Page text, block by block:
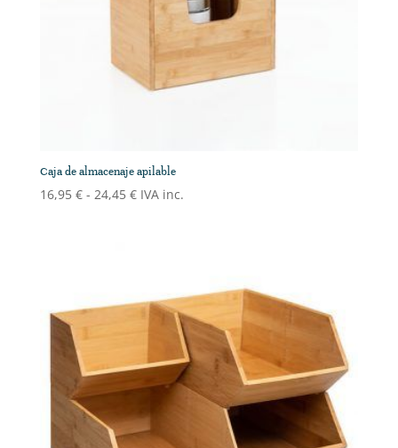
Caja de almacenaje apilable
16,95 € - 24,45 €Rango
hasta
24,45 €
IVA inc.